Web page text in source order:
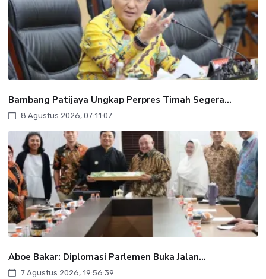
Bambang Patijaya Ungkap Perpres Timah Segera...
8 Agustus 2026, 07:11:07
Aboe Bakar: Diplomasi Parlemen Buka Jalan...
7 Agustus 2026, 19:56:39